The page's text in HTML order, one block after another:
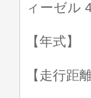
ィーゼル
【年式】
【走行距